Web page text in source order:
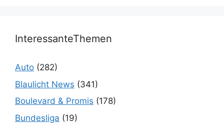
InteressanteThemen
Auto (282)
Blaulicht News (341)
Boulevard & Promis (178)
Bundesliga (19)